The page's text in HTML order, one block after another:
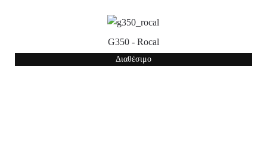
G350 - Rocal
Διαθέσιμο